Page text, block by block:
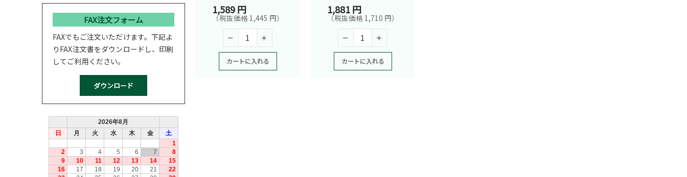
1,589 円
（税抜価格 1,445 円）
カートに入れる
1,881 円
（税抜価格 1,710 円）
カートに入れる
FAX注文フォーム
FAXでもご注文いただけます。下記よ
りFAX注文書をダウンロードし、印刷
してご利用ください。